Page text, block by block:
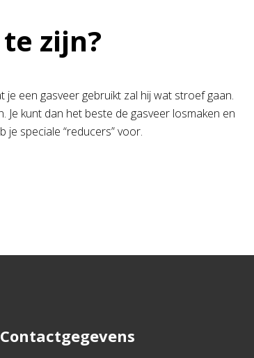
zijn?
een gasveer gebruikt zal hij wat stroef gaan.
kunt dan het beste de gasveer losmaken en
speciale “reducers” voor.
Contactgegevens